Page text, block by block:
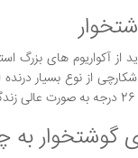
از آکواریوم های
از نوع بسیار
گوشتخوار